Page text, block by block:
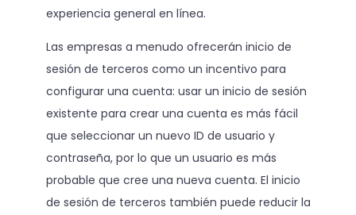
experiencia general en línea.
Las empresas a menudo ofrecerán inicio de
sesión de terceros como un incentivo para
configurar una cuenta: usar un inicio de sesión
existente para crear una cuenta es más fácil
que seleccionar un nuevo ID de usuario y
contraseña, por lo que un usuario es más
probable que cree una nueva cuenta. El inicio
de sesión de terceros también puede reducir la